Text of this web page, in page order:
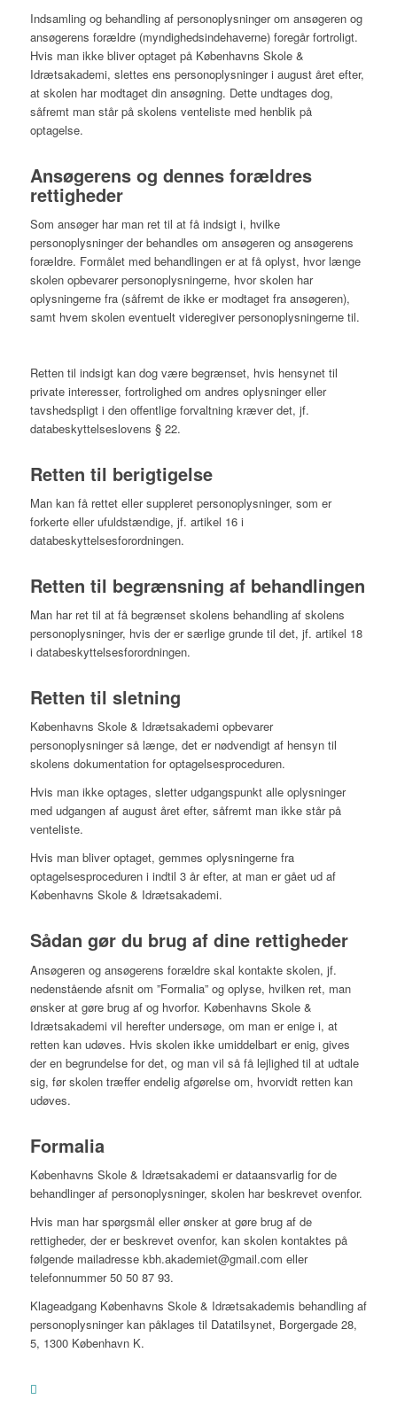
Indsamling og behandling af personoplysninger om ansøgeren og
ansøgerens forældre (myndighedsindehaverne) foregår fortroligt.
Hvis man ikke bliver optaget på Københavns Skole &
Idrætsakademi, slettes ens personoplysninger i august året efter,
at skolen har modtaget din ansøgning. Dette undtages dog,
såfremt man står på skolens venteliste med henblik på
optagelse.
Ansøgerens og dennes forældres
rettigheder
Som ansøger har man ret til at få indsigt i, hvilke
personoplysninger der behandles om ansøgeren og ansøgerens
forældre. Formålet med behandlingen er at få oplyst, hvor længe
skolen opbevarer personoplysningerne, hvor skolen har
oplysningerne fra (såfremt de ikke er modtaget fra ansøgeren),
samt hvem skolen eventuelt videregiver personoplysningerne til.
Retten til indsigt kan dog være begrænset, hvis hensynet til
private interesser, fortrolighed om andres oplysninger eller
tavshedspligt i den offentlige forvaltning kræver det, jf.
databeskyttelseslovens § 22.
Retten til berigtigelse
Man kan få rettet eller suppleret personoplysninger, som er
forkerte eller ufuldstændige, jf. artikel 16 i
databeskyttelsesforordningen.
Retten til begrænsning af behandlingen
Man har ret til at få begrænset skolens behandling af skolens
personoplysninger, hvis der er særlige grunde til det, jf. artikel 18
i databeskyttelsesforordningen.
Retten til sletning
Københavns Skole & Idrætsakademi opbevarer
personoplysninger så længe, det er nødvendigt af hensyn til
skolens dokumentation for optagelsesproceduren.
Hvis man ikke optages, sletter udgangspunkt alle oplysninger
med udgangen af august året efter, såfremt man ikke står på
venteliste.
Hvis man bliver optaget, gemmes oplysningerne fra
optagelsesproceduren i indtil 3 år efter, at man er gået ud af
Københavns Skole & Idrætsakademi.
Sådan gør du brug af dine rettigheder
Ansøgeren og ansøgerens forældre skal kontakte skolen, jf.
nedenstående afsnit om ”Formalia” og oplyse, hvilken ret, man
ønsker at gøre brug af og hvorfor. Københavns Skole &
Idrætsakademi vil herefter undersøge, om man er enige i, at
retten kan udøves. Hvis skolen ikke umiddelbart er enig, gives
der en begrundelse for det, og man vil så få lejlighed til at udtale
sig, før skolen træffer endelig afgørelse om, hvorvidt retten kan
udøves.
Formalia
Københavns Skole & Idrætsakademi er dataansvarlig for de
behandlinger af personoplysninger, skolen har beskrevet ovenfor.
Hvis man har spørgsmål eller ønsker at gøre brug af de
rettigheder, der er beskrevet ovenfor, kan skolen kontaktes på
følgende mailadresse kbh.akademiet@gmail.com eller
telefonnummer 50 50 87 93.
Klageadgang Københavns Skole & Idrætsakademis behandling af
personoplysninger kan påklages til Datatilsynet, Borgergade 28,
5, 1300 København K.